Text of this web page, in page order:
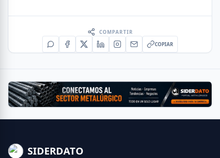
COMPARTIR
COPIAR
SIDERDATO